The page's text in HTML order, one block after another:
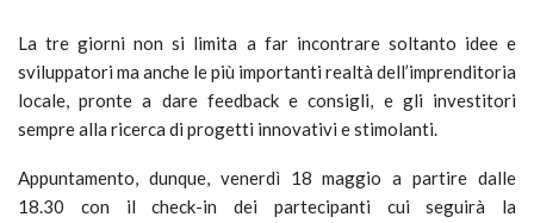
La tre giorni non si limita a far incontrare soltanto idee e
sviluppatori ma anche le più importanti realtà dell’imprenditoria
locale, pronte a dare feedback e consigli, e gli investitori
sempre alla ricerca di progetti innovativi e stimolanti.
Appuntamento, dunque, venerdì 18 maggio a partire dalle
18.30 con il check-in dei partecipanti cui seguirà la